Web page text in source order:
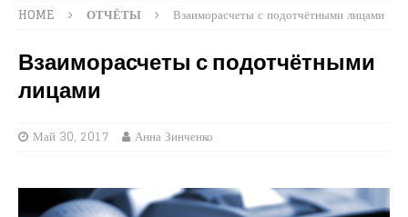
HOME ОТЧЁТЫ Взаиморасчеты с подотчётными лицами
Взаиморасчеты с подотчётными
лицами
Май 30, 2017 Анна Зинченко